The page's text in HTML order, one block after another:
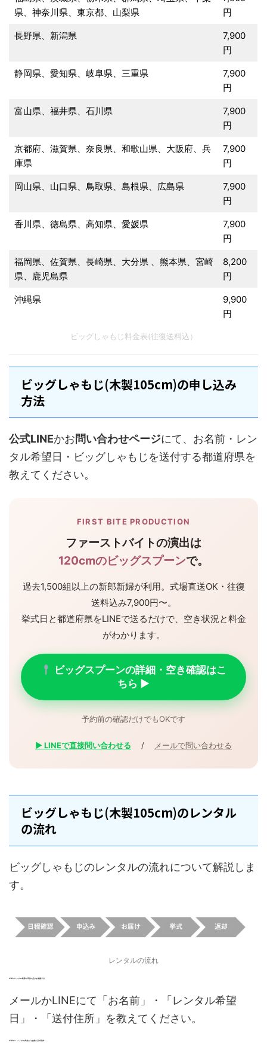
県、神奈川県、東京都、山梨県
円
長野県、新潟県
7,900
円
静岡県、愛知県、岐阜県、三重県
7,900
円
富山県、福井県、石川県
7,900
円
京都府、滋賀県、奈良県、和歌山県、大阪府、兵
庫県
7,900
円
岡山県、山口県、鳥取県、島根県、広島県
7,900
円
香川県、徳島県、高知県、愛媛県
7,900
円
福岡県、佐賀県、長崎県、大分県 、熊本県、宮崎
県、鹿児島県
8,200
円
沖縄県
9,900
円
ビッグしゃもじ料金表(往復送料込）
ビッグしゃもじ(木製105cm)の申し込み
方法
公式LINEかお問い合わせページにて、お名前・レン
タル希望日・ビッグしゃもじを送付する都道府県を
教えてください。
FIRST BITE PRODUCTION
ファーストバイトの演出は
120cmのビッグスプーンで。
過去1,500組以上の新郎新婦が利用。式場直送OK・往復
送料込み7,900円〜。
挙式日と都道府県をLINEで送るだけで、空き状況と料金
がわかります。
ビッグスプーンの詳細・空き確認はこ
ちら ▶
予約前の確認だけでもOKです
▶ LINEで直接問い合わせる / メールで問い合わせる
ビッグしゃもじ(木製105cm)のレンタル
の流れ
ビッグしゃもじのレンタルの流れについて解説しま
す。
レンタルの流れ
STEP1レ ンタル希望の日程の空きを確認する
メールかLINEにて「お名前」・「レンタル希望
日」・「送付住所」を教えてください。
STEP:2 レンタル料金を入金後に正式予約